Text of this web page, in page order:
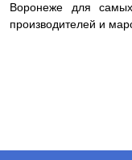
Воронеже для
производителей и